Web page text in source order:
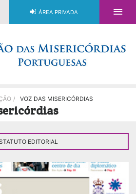
ÁREA PRIVADA 
/ VOZ DAS MISERICÓRDIAS
EDITORIAL